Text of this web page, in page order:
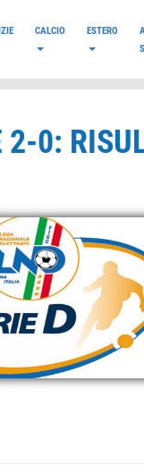
CALCIO ESTERO
2-0: